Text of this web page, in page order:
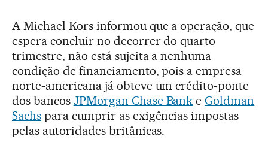
A Michael Kors informou que a operação, que
espera concluir no decorrer do quarto
trimestre, não está sujeita a nenhuma
condição de financiamento, pois a empresa
norte-americana já obteve um crédito-ponte
dos bancos JPMorgan Chase Bank eGoldman
Sachspara cumprir as exigências impostas
pelas autoridades britânicas.